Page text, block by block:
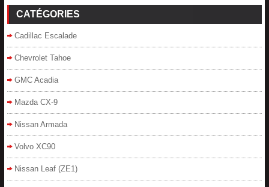
CATÉGORIES
Cadillac Escalade
Chevrolet Tahoe
GMC Acadia
Mazda CX-9
Nissan Armada
Volvo XC90
Nissan Leaf (ZE1)